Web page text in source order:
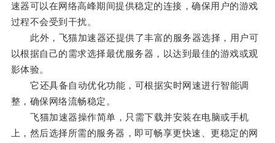
速器可以在网络高峰期间提供稳定的连接，确保用户的游戏
过程不会受到干扰。
此外，飞猫加速器还提供了丰富的服务器选择，用户可
以根据自己的需求选择最优服务器，以达到最佳的游戏或观
影体验。
它还具备自动优化功能，可根据实时网速进行智能调
整，确保网络流畅稳定。
飞猫加速器操作简单，只需下载并安装在电脑或手机
上，然后选择所需的服务器，即可畅享更快速、更稳定的网